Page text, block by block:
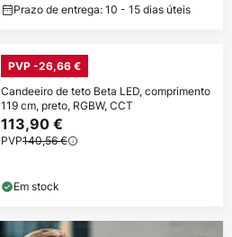
Prazo de entrega: 10 - 15 dias úteis
PVP -26,66 €
Candeeiro de teto Beta LED, comprimento
119 cm, preto, RGBW, CCT
113,90 €
PVP140,56 €
Em stock